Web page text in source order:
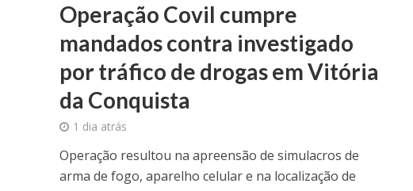
Operação Covil cumpre
mandados contra investigado
por tráfico de drogas em Vitória
da Conquista
1 dia atrás
Operação resultou na apreensão de simulacros de
arma de fogo, aparelho celular e na localização de